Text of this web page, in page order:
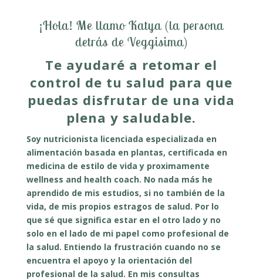
¡Hola! Me llamo Katya(la persona
detrás de Veggisima)
Te ayudaré a retomar el
control de tu salud para que
puedas disfrutar de una vida
plena y saludable.
Soy nutricionista licenciada especializada en
alimentación basada en plantas, certificada en
medicina de estilo de vida y proximamente
wellness and health coach. No nada más he
aprendido de mis estudios, si no también de la
vida, de mis propios estragos de salud. Por lo
que sé que significa estar en el otro lado y no
solo en el lado de mi papel como profesional de
la salud. Entiendo la frustración cuando no se
encuentra el apoyo y la orientación del
profesional de la salud. En mis consultas